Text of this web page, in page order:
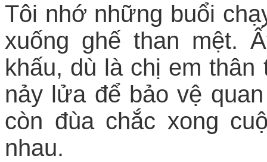
Tôi nhớ những buổi
xuống ghế than mệt.
khấu, dù là chị em thân
nảy lửa để bảo vệ
còn đùa chắc xong
nhau.